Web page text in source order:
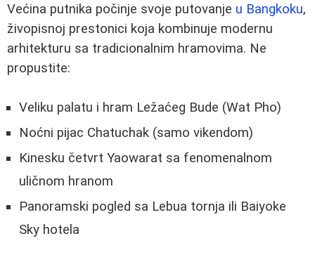
Većina putnika počinje svoje putovanje u Bangkoku,
živopisnoj prestonici koja kombinuje modernu
arhitekturu sa tradicionalnim hramovima. Ne
propustite:
Veliku palatu i hram Ležaćeg Bude (Wat Pho)
Noćni pijac Chatuchak (samo vikendom)
Kinesku četvrt Yaowarat sa fenomenalnom
uličnom hranom
Panoramski pogled sa Lebua tornja ili Baiyoke
Sky hotela